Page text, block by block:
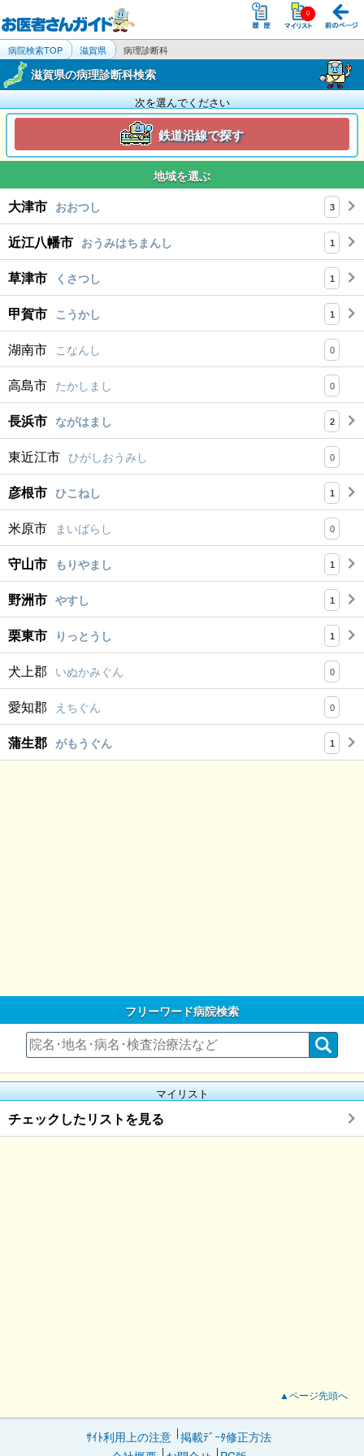
病院検索TOP 滋賀県 病理診断科
滋賀県の病理診断科検索
次を選んでください
鉄道沿線で探す
地域を選ぶ
大津市 おおつし 3
近江八幡市 おうみはちまんし 1
草津市 くさつし 1
甲賀市 こうかし 1
湖南市 こなんし 0
高島市 たかしまし 0
長浜市 ながはまし 2
東近江市 ひがしおうみし 0
彦根市 ひこねし 1
米原市 まいばらし 0
守山市 もりやまし 1
野洲市 やすし 1
栗東市 りっとうし 1
犬上郡 いぬかみぐん 0
愛知郡 えちぐん 0
蒲生郡 がもうぐん 1
フリーワード病院検索
マイリスト
チェックしたリストを見る
▲ページ先頭へ
ｻｲﾄ利用上の注意 掲載ﾃﾞｰﾀ修正方法